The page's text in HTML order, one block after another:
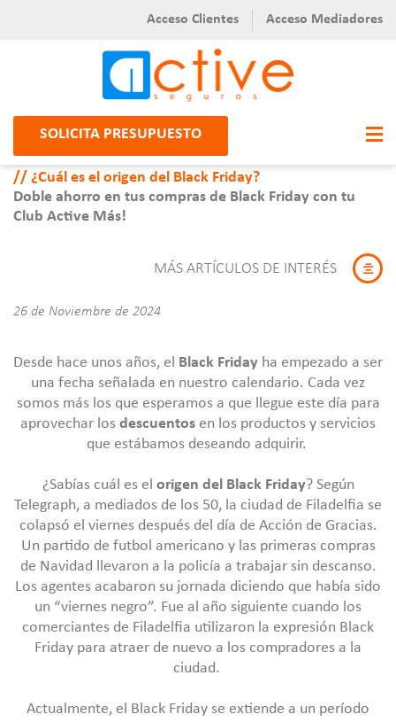
Acceso Clientes Acceso Mediadores
SOLICITA PRESUPUESTO
¿Cuál es el origen del Black Friday?
Doble ahorro en tus compras de Black Friday con tu
Club Active Más!
MÁS ARTÍCULOS DE INTERÉS
26 de Noviembre de 2024
Desde hace unos años, el Black Friday ha empezado a ser
una fecha señalada en nuestro calendario. Cada vez
somos más los que esperamos a que llegue este día para
aprovechar los descuentos en los productos y servicios
que estábamos deseando adquirir.
¿Sabías cuál es el origen del Black Friday? Según
Telegraph, a mediados de los 50, la ciudad de Filadelfia se
colapsó el viernes después del día de Acción de Gracias.
Un partido de futbol americano y las primeras compras
de Navidad llevaron a la policía a trabajar sin descanso.
Los agentes acabaron su jornada diciendo que había sido
un “viernes negro”. Fue al año siguiente cuando los
comerciantes de Filadelfia utilizaron la expresión Black
Friday para atraer de nuevo a los compradores a la
ciudad.
Actualmente, el Black Friday se extiende a un período